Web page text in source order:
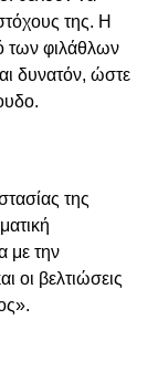
της. Η
των φιλάθλων
δυνατόν, ώστε
της
με την
οι βελτιώσεις